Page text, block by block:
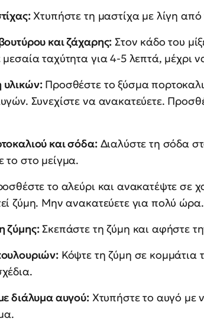
Χτυπήστε τη μαστίχα με λίγη από
και ζάχαρης: Στον κάδο του
ταχύτητα για 4-5 λεπτά, μέχρι
Προσθέστε το ξύσμα
Συνεχίστε να ανακατεύετε.
και σόδα:Διαλύστε τη σόδα
το στο μείγμα.
το αλεύρι και ανακατέψτε σε
ζύμη. Μην ανακατεύετε για πολύ ώρα.
ζύμης:Σκεπάστε τη ζύμη και αφήστε
Κόψτε τη ζύμη σε κομμάτια
διάλυμα αυγού:Χτυπήστε το αυγό με